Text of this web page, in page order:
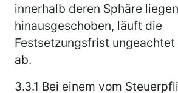
innerhalb deren Sphäre
hinausgeschoben, läuft die
Festsetzungsfrist ungeachtet
ab.
3.3.1 Bei einem vom